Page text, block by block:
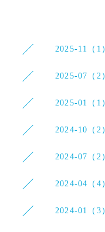
2025-11（1
2025-07（2
2025-01（1
2024-10（2
2024-07（2
2024-04（4
2024-01（3